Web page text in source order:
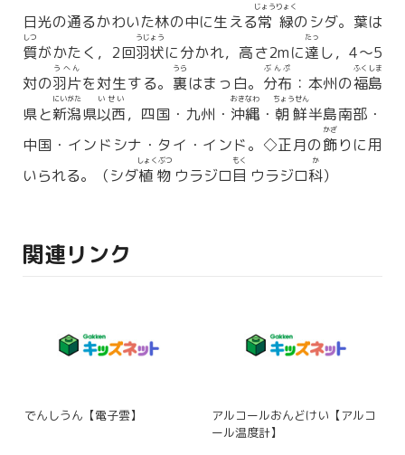
日光の通るかわいた林の中に生える常緑
じょうりょく
のシダ。葉は
質
しつ
がかたく，2回羽状
うじょう
に分かれ，高さ2mに達
たっ
し，4〜5
対の羽片
うへん
を対生する。 裏
うら
はまっ白。 分布
ぶんぷ
：本州の福島
ふくしま
県と新潟
にいがた
県以西
いせい
，四国・九州・ 沖縄
おきなわ
・ 朝鮮
ちょうせん
半島南部・
中国・インドシナ・タイ・インド。◇正月の飾
かざ
りに用
いられる。（シダ植物
しょくぶつ
ウラジロ目
もく
ウラジロ科
か
）
関連リンク
でんしうん【電子雲】
アルコールおんどけい【アルコ
ール温度計】